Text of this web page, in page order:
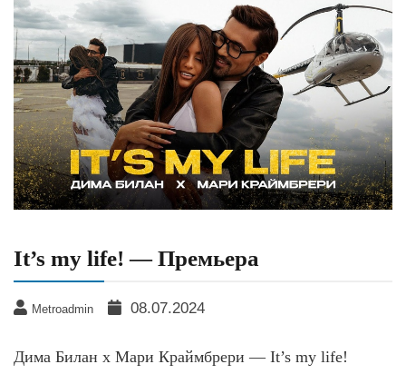
It’s my life! — Премьера
Metroadmin 08.07.2024
Дима Билан x Мари Краймбрери — It’s my life!